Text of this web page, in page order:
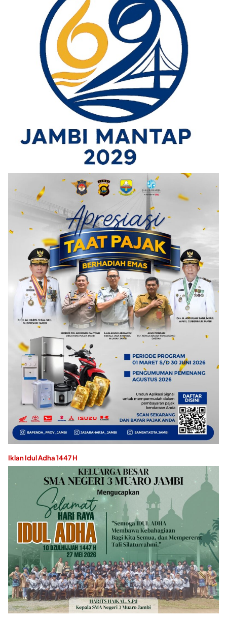
Iklan Idul Adha 1447 H